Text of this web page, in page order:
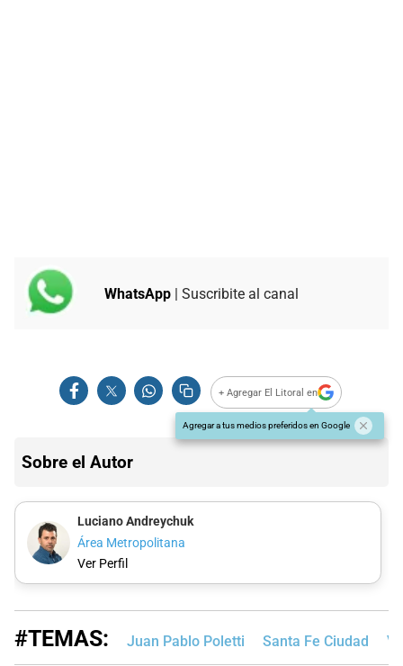
WhatsApp | Suscribite al canal
+ Agregar El Litoral en
Agregar a tus medios preferidos en Google
Sobre el Autor
Luciano Andreychuk
Área Metropolitana
Ver Perfil
#TEMAS: Juan Pablo Poletti Santa Fe Ciudad